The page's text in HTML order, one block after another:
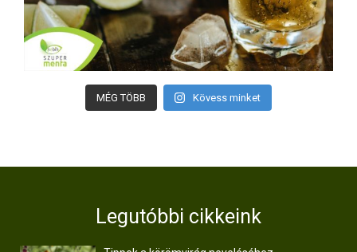
MÉG TÖBB Kövess minket
Legutóbbi cikkeink